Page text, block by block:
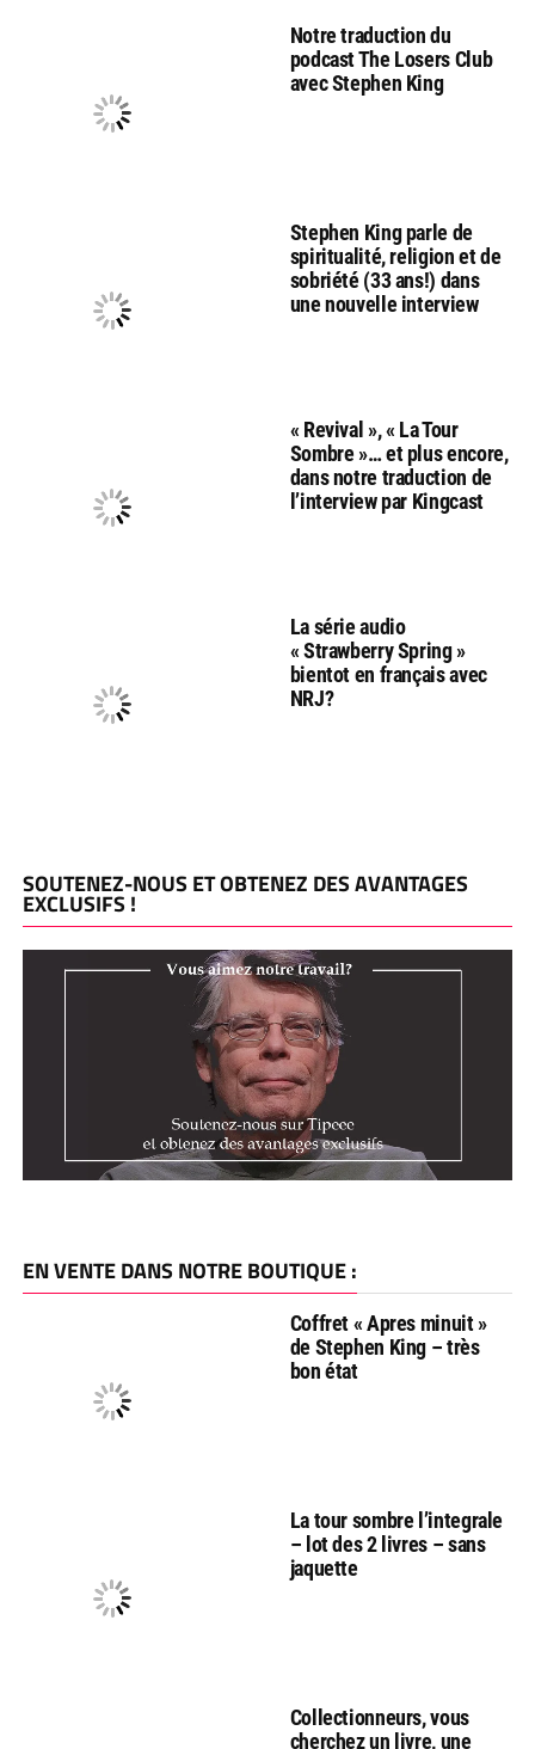
Notre traduction du
podcast The Losers Club
avec Stephen King
Stephen King parle de
spiritualité, religion et de
sobriété (33 ans!) dans
une nouvelle interview
« Revival », « La Tour
Sombre »… et plus encore,
dans notre traduction de
l’interview par Kingcast
La série audio
« Strawberry Spring »
bientot en français avec
NRJ?
SOUTENEZ-NOUS ET OBTENEZ DES AVANTAGES
EXCLUSIFS !
EN VENTE DANS NOTRE BOUTIQUE :
Coffret « Apres minuit »
de Stephen King – très
bon état
La tour sombre l’integrale
– lot des 2 livres – sans
jaquette
Collectionneurs, vous
cherchez un livre, une